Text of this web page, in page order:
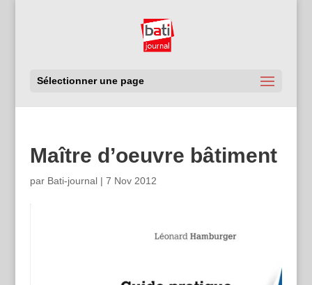
Sélectionner une page
Maître d’oeuvre bâtiment
par Bati-journal| 7 Nov 2012